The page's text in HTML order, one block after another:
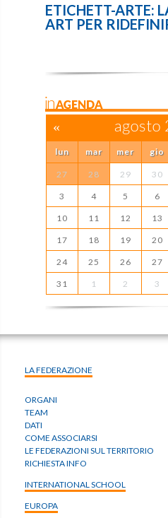
ETICHETT-ARTE:
ART PER
inAGENDA
« agosto
lun mar mer gio
27 28 29 30
3 4 5 6
10 11 12 13
17 18 19 20
24 25 26 27
31 1 2 3
LA FEDERAZIONE
ORGANI
TEAM
DATI
COME ASSOCIARSI
LE FEDERAZIONI SUL TERRITORIO
RICHIESTA INFO
INTERNATIONAL SCHOOL
EUROPA